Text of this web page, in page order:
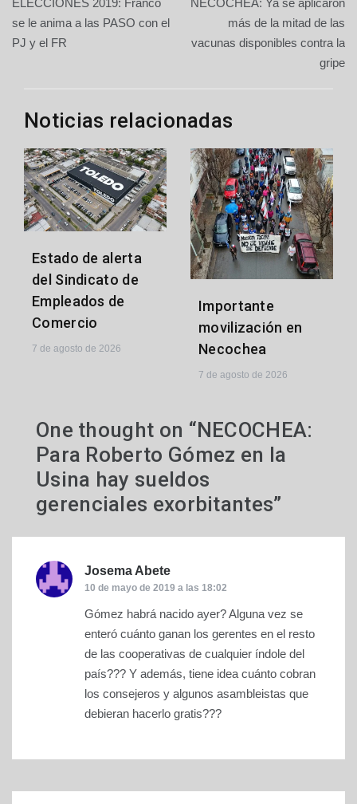
de
entradas
se le anima a las PASO con el
PJ y el FR
más de la mitad de las
vacunas disponibles contra la
gripe
Noticias relacionadas
Estado de alerta
del Sindicato de
Empleados de
Comercio
7 de agosto de 2026
Importante
movilización en
Necochea
7 de agosto de 2026
One thought on “NECOCHEA:
Para Roberto Gómez en la
Usina hay sueldos
gerenciales exorbitantes”
Josema Abete
10 de mayo de 2019 a las 18:02
Gómez habrá nacido ayer? Alguna vez se
enteró cuánto ganan los gerentes en el resto
de las cooperativas de cualquier índole del
país??? Y además, tiene idea cuánto cobran
los consejeros y algunos asambleistas que
debieran hacerlo gratis???